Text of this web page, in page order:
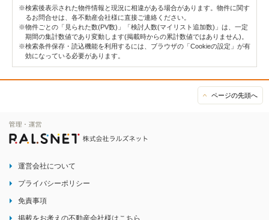
※検索後表示された物件情報と現況に相違がある場合があります。物件に関す
るお問合せは、各不動産会社様に直接ご連絡ください。
※物件ごとの「見られた数(PV数)」「検討人数(マイリスト追加数)」は、一定
期間の集計数値であり変動します(掲載時からの累計数値ではありません)。
※検索条件保存・読込機能を利用するには、ブラウザの「Cookieの設定」が有
効になっている必要があります。
ページの先頭へ
運営会社について
プライバシーポリシー
免責事項
掲載をお考えの不動産会社様はこちら